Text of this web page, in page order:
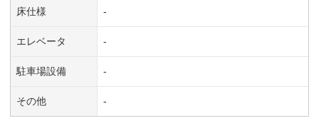
床仕様 -
エレベータ -
駐車場設備 -
その他 -